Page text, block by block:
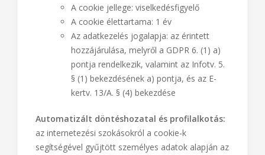
A cookie jellege: viselkedésfigyelő
A cookie élettartama: 1 év
Az adatkezelés jogalapja: az érintett
hozzájárulása, melyről a GDPR 6. (1) a)
pontja rendelkezik, valamint az Infotv. 5.
§ (1) bekezdésének a) pontja, és az E-
kertv. 13/A. § (4) bekezdése
Automatizált döntéshozatal és profilalkotás:
az internetezési szokásokról a cookie-k
segítségével gyűjtött személyes adatok alapján az